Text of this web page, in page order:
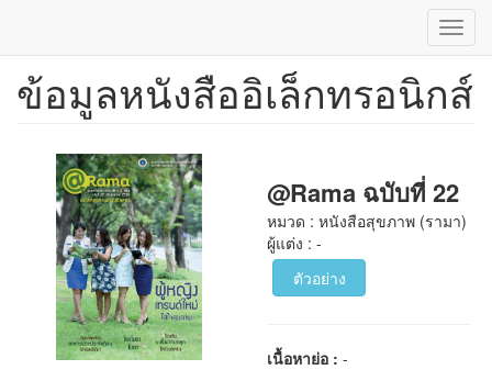
ข้าม
ข้อมูลหนังสืออิเล็กทรอนิกส์
@Rama ฉบับที่ 22
หมวด : หนังสือสุขภาพ (รามา)
ผู้แต่ง : -
ตัวอย่าง
เนื้อหาย่อ :-